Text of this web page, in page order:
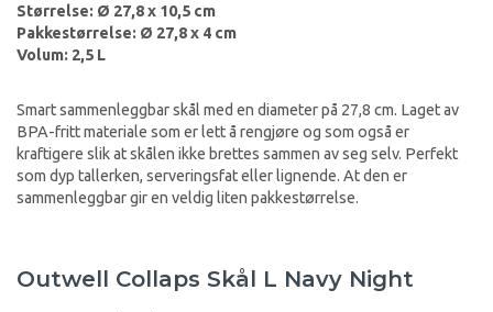
Størrelse: Ø 27,8 x 10,5 cm
Pakkestørrelse: Ø 27,8 x 4 cm
Volum: 2,5 L
Smart sammenleggbar skål med en diameter på 27,8 cm. Laget av
BPA-fritt materiale som er lett å rengjøre og som også er
kraftigere slik at skålen ikke brettes sammen av seg selv. Perfekt
som dyp tallerken, serveringsfat eller lignende. At den er
sammenleggbar gir en veldig liten pakkestørrelse.
Outwell Collaps Skål L Navy Night